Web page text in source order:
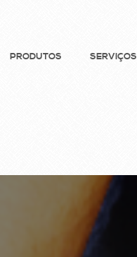
PRODUTOS SERVIÇOS